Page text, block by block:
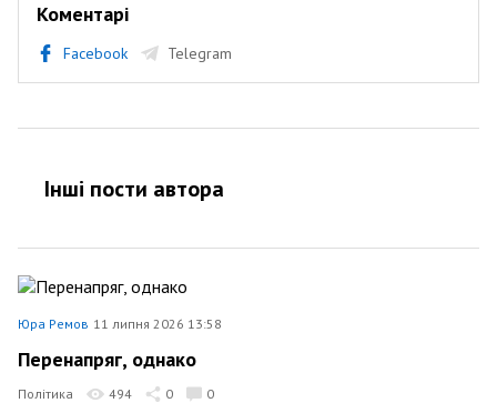
Коментарі
Facebook Telegram
Інші пости автора
Юра Ремов 11 липня 2026 13:58
Перенапряг, однако
Політика 494 0 0